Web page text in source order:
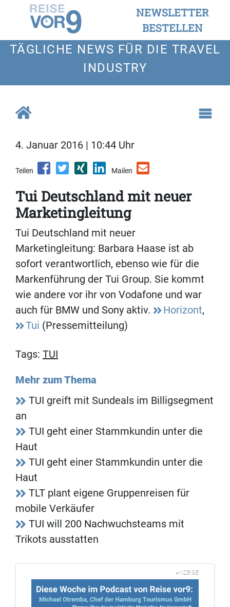
NEWSLETTER
BESTELLEN
TÄGLICHE NEWS FÜR DIE TRAVEL
INDUSTRY
4. Januar 2016 | 10:44 Uhr
Teilen Mailen
Tui Deutschland mit neuer
Marketingleitung
Tui Deutschland mit neuer
Marketingleitung: Barbara Haase ist ab
sofort verantwortlich, ebenso wie für die
Markenführung der Tui Group. Sie kommt
wie andere vor ihr von Vodafone und war
auch für BMW und Sony aktiv.
Horizont,
Tui (Pressemitteilung)
Tags: TUI
Mehr zum Thema
TUI greift mit Sundeals im Billigsegment
an
TUI geht einer Stammkundin unter die
Haut
TUI geht einer Stammkundin unter die
Haut
TLT plant eigene Gruppenreisen für
mobile Verkäufer
TUI will 200 Nachwuchsteams mit
Trikots ausstatten
ANZEIGE